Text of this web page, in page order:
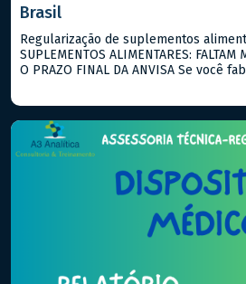
Brasil
Regularização de suplementos
SUPLEMENTOS ALIMENTARES: FALTAM
O PRAZO FINAL DA ANVISA Se você
990/2025: descreve […]